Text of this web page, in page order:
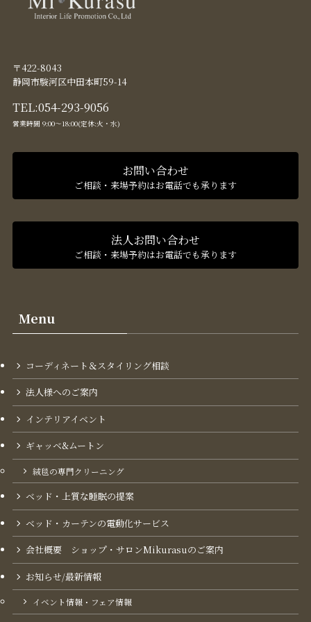
〒422-8043
静岡市駿河区中田本町59-14
TEL:054-293-9056
営業時間 9:00〜18:00(定休:火・水)
お問い合わせ
ご相談・来場予約はお電話でも承ります
法人お問い合わせ
ご相談・来場予約はお電話でも承ります
Menu
コーディネート＆スタイリング​相談
法人様へのご案内
インテリアイベント
ギャッベ&ムートン
絨毯の専門クリーニング
ベッド・上質な睡眠の提案
ベッド・カーテンの電動化サービス
会社概要 ショップ・サロンMikurasuのご案内​
お知らせ/最新情報
イベント情報・フェア情報